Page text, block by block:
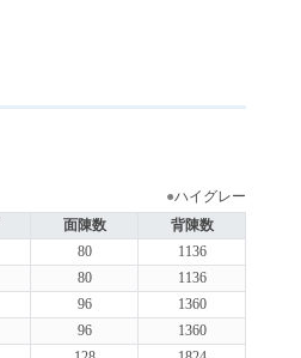
●ハイグレー
面陳数
背陳数
80
1136
80
1136
96
1360
96
1360